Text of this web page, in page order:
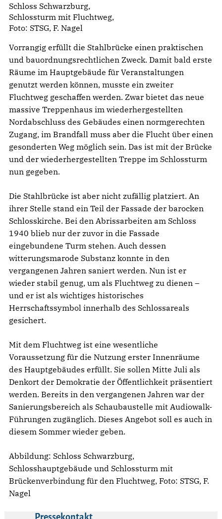
Schloss Schwarzburg,
Schlossturm mit Fluchtweg,
Foto: STSG, F. Nagel
Vorrangig erfüllt die Stahlbrücke einen praktischen
und bauordnungsrechtlichen Zweck. Damit bald erste
Räume im Hauptgebäude für Veranstaltungen
genutzt werden können, musste ein zweiter
Fluchtweg geschaffen werden. Zwar bietet das neue
massive Treppenhaus im wiederhergestellten
Nordabschluss des Gebäudes einen normgerechten
Zugang, im Brandfall muss aber die Flucht über einen
gesonderten Weg möglich sein. Das ist mit der Brücke
und der wiederhergestellten Treppe im Schlossturm
nun gegeben.
Die Stahlbrücke ist aber nicht zufällig platziert. An
ihrer Stelle stand ein Teil der Fassade der barocken
Schlosskirche. Bei den Abrissarbeiten am Schloss
1940 blieb nur der zuvor in die Fassade
eingebundene Turm stehen. Auch dessen
witterungsmarode Substanz konnte in den
vergangenen Jahren saniert werden. Nun ist er
wieder stabil genug, um als Fluchtweg zu dienen –
und er ist als wichtiges historisches
Herrschaftssymbol innerhalb des Schlossareals
gesichert.
Mit dem Fluchtweg ist eine wesentliche
Voraussetzung für die Nutzung erster Innenräume
des Hauptgebäudes erfüllt. Sie sollen Mitte Juli als
Denkort der Demokratie der Öffentlichkeit präsentiert
werden. Bereits in den vergangenen Jahren war der
Sanierungsbereich als Schaubaustelle mit Audiowalk-
Führungen zugänglich. Dieses Angebot soll es auch in
diesem Sommer wieder geben.
Abbildung: Schloss Schwarzburg,
Schlosshauptgebäude und Schlossturm mit
Brückenverbindung für den Fluchtweg, Foto: STSG, F.
Nagel
Pressekontakt